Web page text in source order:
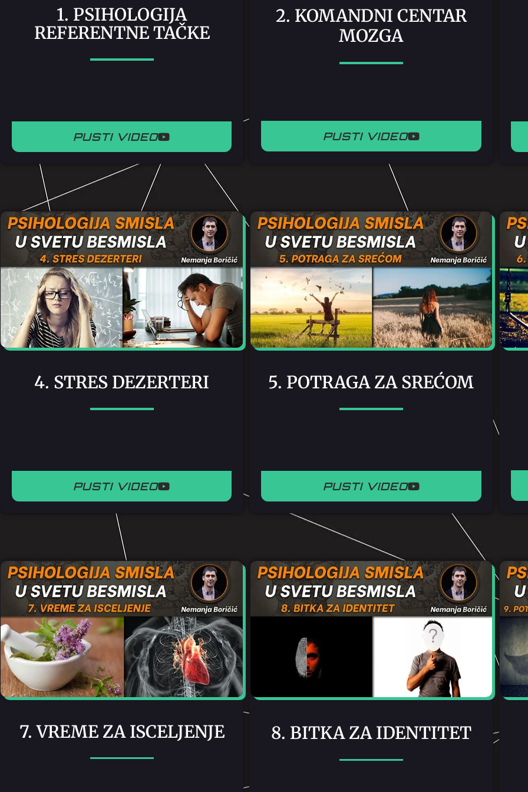
1. PSIHOLOGIJA
REFERENTNE TAČKE
PUSTI VIDEO
2. KOMANDNI CENTAR
MOZGA
PUSTI VIDEO
4. STRES DEZERTERI
PUSTI VIDEO
5. POTRAGA ZA SREĆOM
PUSTI VIDEO
7. VREME ZA ISCELJENJE 8. BITKA ZA IDENTITET